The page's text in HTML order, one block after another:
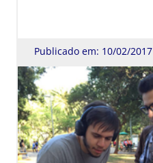
Publicado em: 10/02/2017